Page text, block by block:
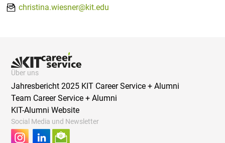
christina.wiesner@kit.edu
Über uns
Jahresbericht 2025 KIT Career Service + Alumni
Team Career Service + Alumni
KIT-Alumni Website
Social Media und Newsletter